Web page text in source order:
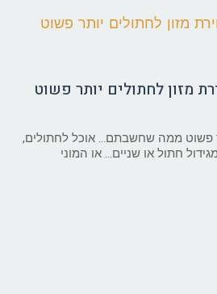
מזון לחתולים יותר פשוט
פשוט ממה שחשבתם… אוכל לחתולים,
חתול או שניים… או המוני